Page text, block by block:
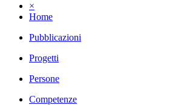
×
Home
Pubblicazioni
Progetti
Persone
Competenze